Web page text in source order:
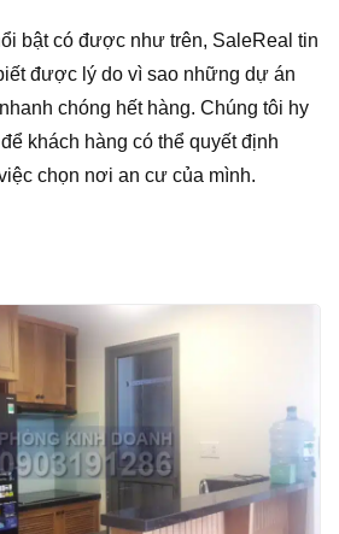
bật có được như trên, SaleReal tin
được lý do vì sao những dự án
chóng hết hàng. Chúng tôi hy
khách hàng có thể quyết định
chọn nơi an cư của mình.